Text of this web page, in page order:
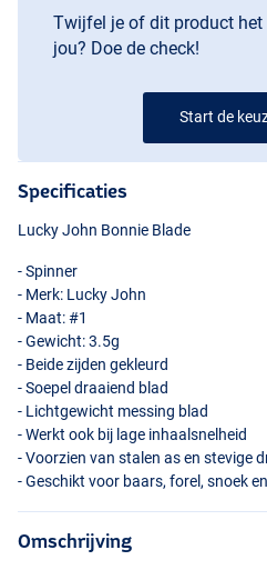
008
Twijfel je of dit product
jou? Doe de check!
Start de
Specificaties
Lucky John Bonnie Blade
- Spinner
- Merk: Lucky John
- Maat: #1
- Gewicht: 3.5g
- Beide zijden gekleurd
- Soepel draaiend blad
- Lichtgewicht messing blad
- Werkt ook bij lage inhaalsnelheid
- Voorzien van stalen as en stevige
- Geschikt voor baars, forel, snoek
Omschrijving